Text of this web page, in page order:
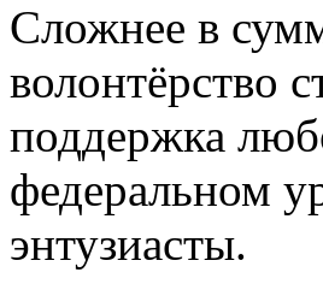
Сложнее в
волонтёрство
поддержка
федеральном
энтузиасты.